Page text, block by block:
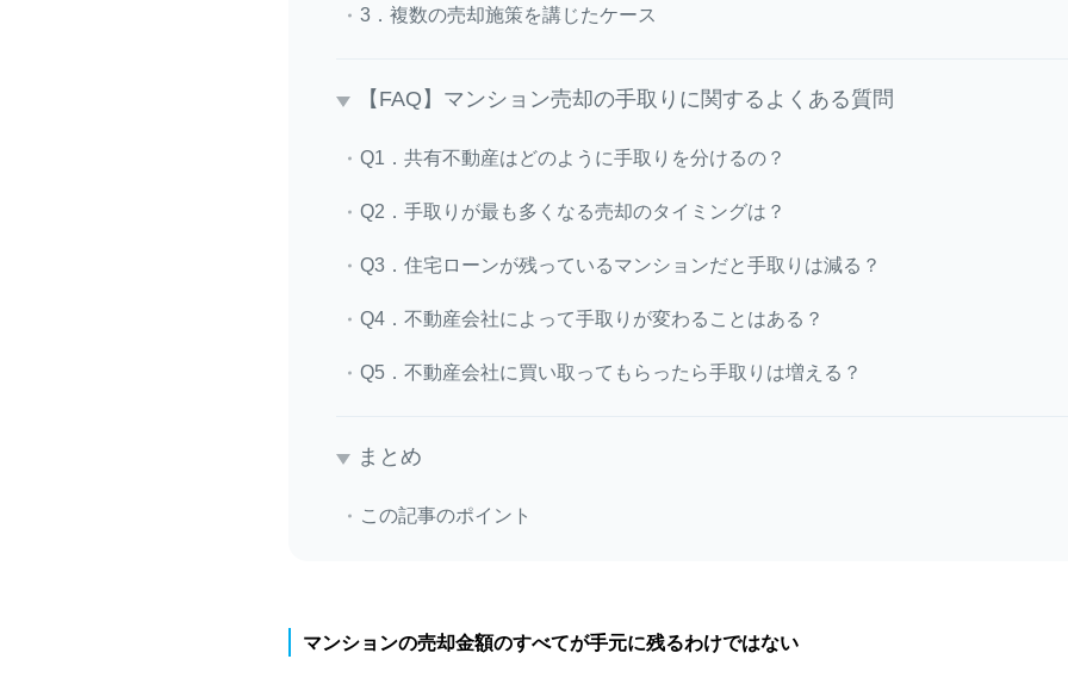
3．複数の売却施策を講じたケース
【FAQ】マンション売却の手取りに関するよくある質問
Q1．共有不動産はどのように手取りを分けるの？
Q2．手取りが最も多くなる売却のタイミングは？
Q3．住宅ローンが残っているマンションだと手取りは減る？
Q4．不動産会社によって手取りが変わることはある？
Q5．不動産会社に買い取ってもらったら手取りは増える？
まとめ
この記事のポイント
マンションの売却金額のすべてが手元に残るわけではない